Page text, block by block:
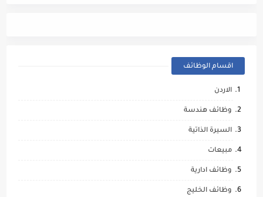
اقسام الوظائف
الاردن
وظائف هندسة
السيرة الذاتية
مبيعات
وظائف ادارية
وظائف الخليج